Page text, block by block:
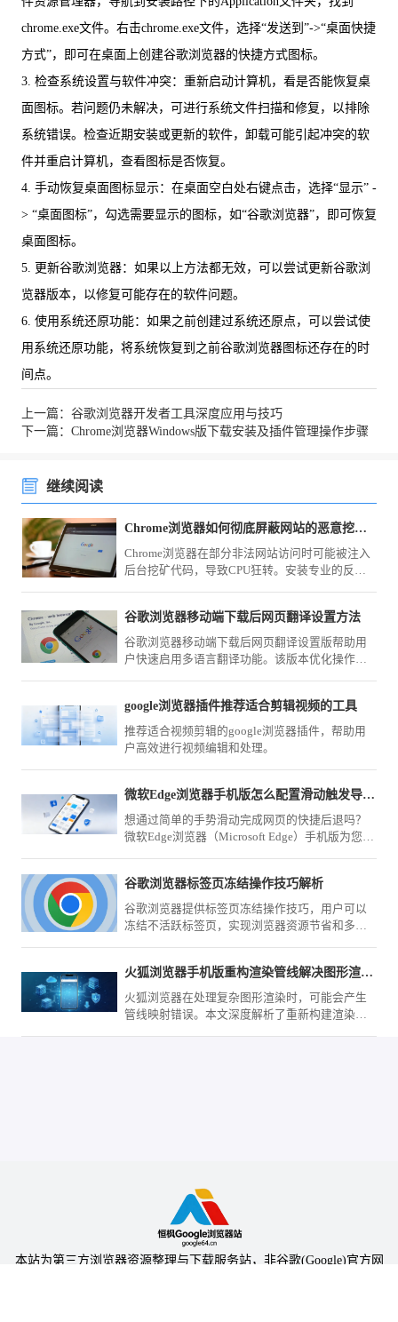
chrome.exe文件。右击chrome.exe文件，选择“发送到”->“桌面快捷
方式”，即可在桌面上创建谷歌浏览器的快捷方式图标。
3. 检查系统设置与软件冲突：重新启动计算机，看是否能恢复桌
面图标。若问题仍未解决，可进行系统文件扫描和修复，以排除
系统错误。检查近期安装或更新的软件，卸载可能引起冲突的软
件并重启计算机，查看图标是否恢复。
4. 手动恢复桌面图标显示：在桌面空白处右键点击，选择“显示” -
> “桌面图标”，勾选需要显示的图标，如“谷歌浏览器”，即可恢复
桌面图标。
5. 更新谷歌浏览器：如果以上方法都无效，可以尝试更新谷歌浏
览器版本，以修复可能存在的软件问题。
6. 使用系统还原功能：如果之前创建过系统还原点，可以尝试使
用系统还原功能，将系统恢复到之前谷歌浏览器图标还存在的时
间点。
上一篇：谷歌浏览器开发者工具深度应用与技巧
下一篇：Chrome浏览器Windows版下载安装及插件管理操作步骤
继续阅读
Chrome浏览器如何彻底屏蔽网站的恶意挖矿脚本
Chrome浏览器在部分非法网站访问时可能被注入
后台挖矿代码，导致CPU狂转。安装专业的反挖
谷歌浏览器移动端下载后网页翻译设置方法
谷歌浏览器移动端下载后网页翻译设置版帮助用
户快速启用多语言翻译功能。该版本优化操作流
google浏览器插件推荐适合剪辑视频的工具
推荐适合视频剪辑的google浏览器插件，帮助用
户高效进行视频编辑和处理。
微软Edge浏览器手机版怎么配置滑动触发导航控制
想通过简单的手势滑动完成网页的快捷后退吗？
微软Edge浏览器（Microsoft Edge）手机版为您提
谷歌浏览器标签页冻结操作技巧解析
谷歌浏览器提供标签页冻结操作技巧，用户可以
冻结不活跃标签页，实现浏览器资源节省和多任
火狐浏览器手机版重构渲染管线解决图形渲染崩溃问题
火狐浏览器在处理复杂图形渲染时，可能会产生
管线映射错误。本文深度解析了重新构建渲染流
本站为第三方浏览器资源整理与下载服务站，非谷歌(Google)官方网